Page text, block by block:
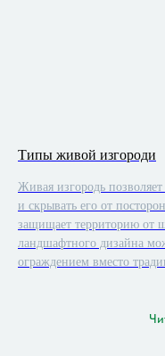
Типы живой изгороди
Живая изгородь
и скрывать его от
защищает территорию от
ландшафтного дизайна
ограждением вместо